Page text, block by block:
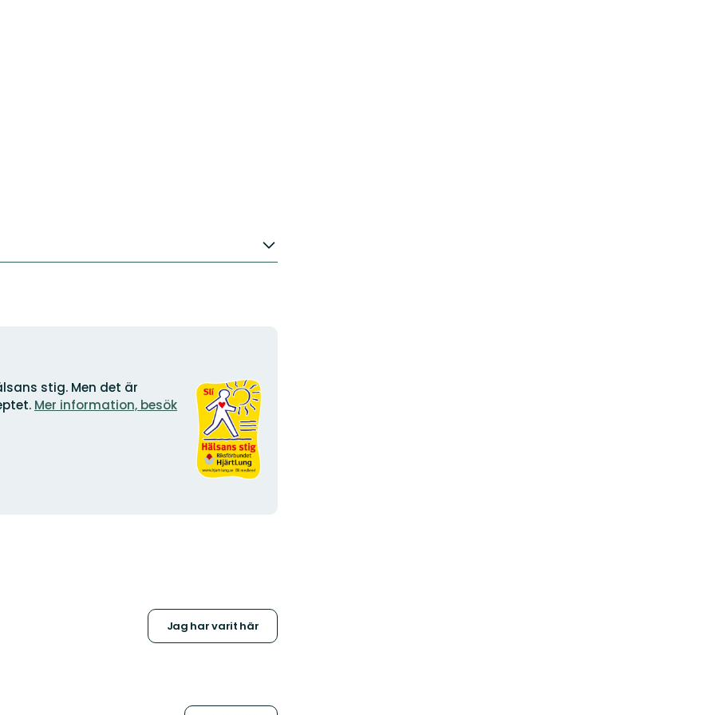
stig. Men det är
Mer information, besök
Organisationens
logotyp
Jag har varit här